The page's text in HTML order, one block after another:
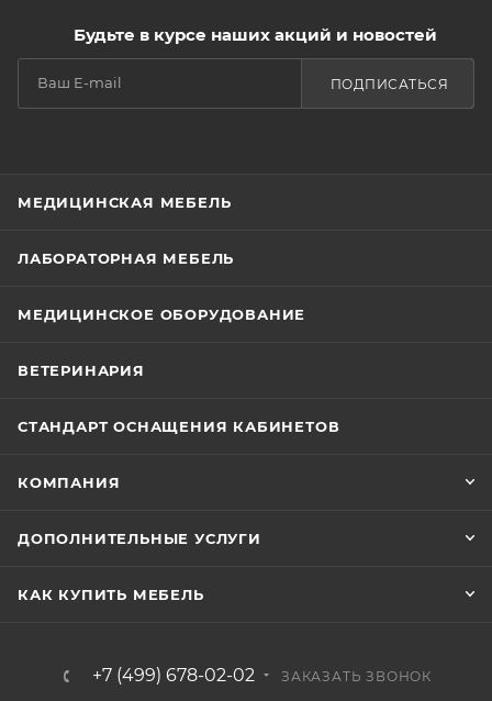
Будьте в курсе наших акций и новостей
ПОДПИСАТЬСЯ
МЕДИЦИНСКАЯ МЕБЕЛЬ
ЛАБОРАТОРНАЯ МЕБЕЛЬ
МЕДИЦИНСКОЕ ОБОРУДОВАНИЕ
ВЕТЕРИНАРИЯ
СТАНДАРТ ОСНАЩЕНИЯ КАБИНЕТОВ
КОМПАНИЯ
ДОПОЛНИТЕЛЬНЫЕ УСЛУГИ
КАК КУПИТЬ МЕБЕЛЬ
+7 (499) 678-02-02 ЗАКАЗАТЬ ЗВОНОК